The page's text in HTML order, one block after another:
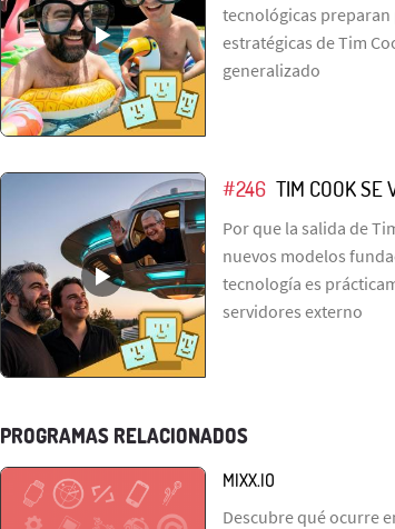
tecnológicas
estratégicas de Tim
generalizado
#246 TIM COOK SE
Por que la salida de
nuevos modelos
tecnología es
servidores externo
PROGRAMAS RELACIONADOS
MIXX.IO
Descubre qué ocurre